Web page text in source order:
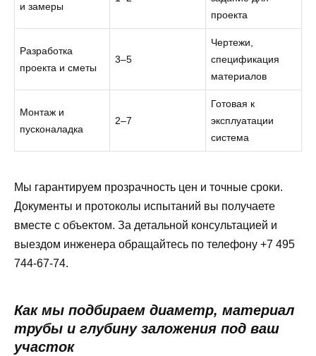
и замеры
проекта
Разработка
проекта и сметы
3–5
Чертежи,
спецификация
материалов
Монтаж и
пусконаладка
2–7
Готовая к
эксплуатации
система
Мы гарантируем прозрачность цен и точные сроки.
Документы и протоколы испытаний вы получаете
вместе с объектом. За детальной консультацией и
выездом инженера обращайтесь по телефону +7 495
744-67-74.
Как мы подбираем диаметр, материал
трубы и глубину заложения под ваш
участок